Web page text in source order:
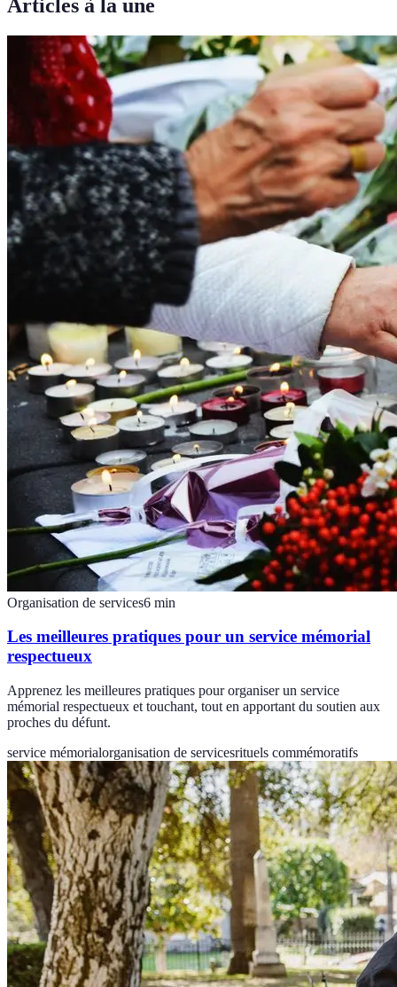
Articles à la une
Organisation de services6 min
Les meilleures pratiques pour un service mémorial
respectueux
Apprenez les meilleures pratiques pour organiser un service
mémorial respectueux et touchant, tout en apportant du soutien aux
proches du défunt.
service mémorialorganisation de servicesrituels commémoratifs